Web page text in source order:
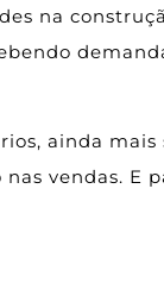
na
ainda
vendas. E